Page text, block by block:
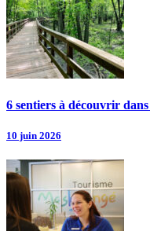
6 sentiers à découvrir
10 juin 2026